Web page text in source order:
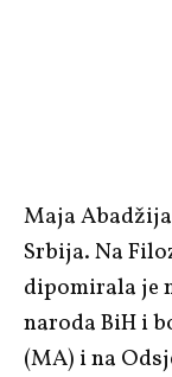
Maja
Srbija. Na
dipomirala je
naroda BiH i
(MA) i na